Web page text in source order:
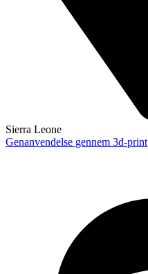
Sierra Leone
Genanvendelse gennem 3d-print